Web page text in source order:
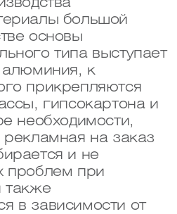
большой
основы
типа выступает
алюминия, к
прикрепляются
гипсокартона и
необходимости,
рекламная на заказ
и не
проблем при
также
в зависимости от